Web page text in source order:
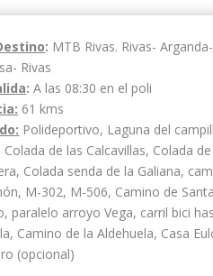
: MTB Rivas. Rivas-
Rivas
: A las 08:30 en el poli
61 kms
Polideportivo, Laguna del
Colada de las Calcavillas, Colada
Colada senda de la Galiana,
M-302, M-506, Camino de
paralelo arroyo Vega, carril bici
Camino de la Aldehuela, Casa
(opcional)